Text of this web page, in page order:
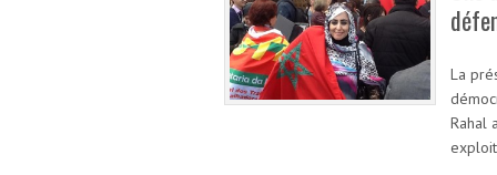
La
Rahal